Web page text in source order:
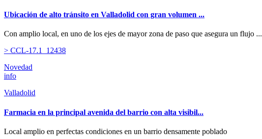
Ubicación de alto tránsito en Valladolid con gran volumen ...
Con amplio local, en uno de los ejes de mayor zona de paso que asegura un flujo ...
> CCL-17.1_12438
Novedad
info
Valladolid
Farmacia en la principal avenida del barrio con alta visibil...
Local amplio en perfectas condiciones en un barrio densamente poblado